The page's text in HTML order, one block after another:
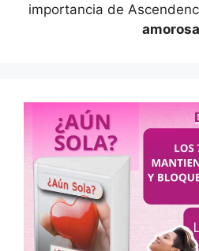
importancia de